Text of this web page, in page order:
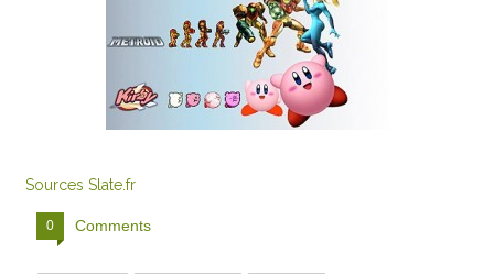
Sources Slate.fr
0 Comments